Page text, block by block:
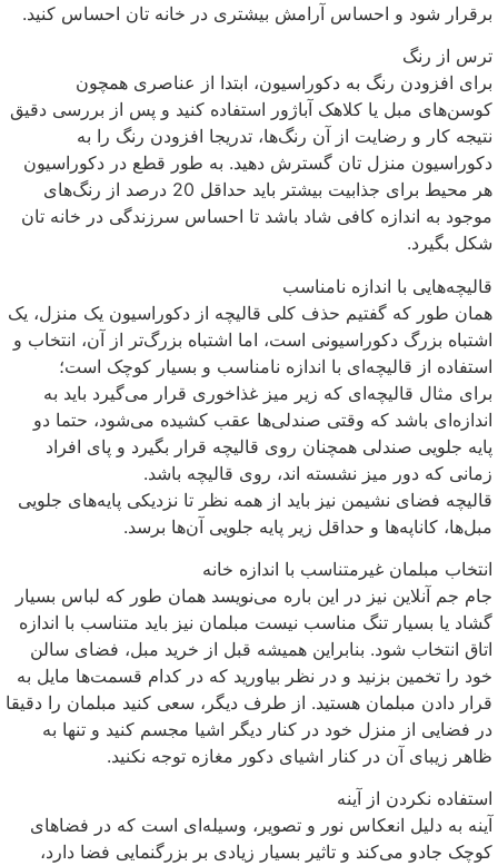
برقرار شود و احساس آرامش بیشتری در خانه تان احساس کنید.
ترس از رنگ
برای افزودن رنگ به دکوراسیون، ابتدا از عناصری همچون
کوسن‌های مبل یا کلاهک آباژور استفاده کنید و پس از بررسی دقیق
نتیجه کار و رضایت از آن رنگ‌ها، تدریجا افزودن رنگ را به
دکوراسیون منزل تان گسترش دهید. به طور قطع در دکوراسیون
هر محیط برای جذابیت بیشتر باید حداقل 20 درصد از رنگ‌های
موجود به اندازه کافی شاد باشد تا احساس سرزندگی در خانه تان
شکل بگیرد.
قالیچه‌هایی با اندازه نامناسب
همان طور که گفتیم حذف کلی قالیچه از دکوراسیون یک منزل، یک
اشتباه بزرگ دکوراسیونی است، اما اشتباه بزرگ‌تر از آن، انتخاب و
استفاده از قالیچه‌ای با اندازه نامناسب و بسیار کوچک است؛
برای مثال قالیچه‌ای که زیر میز غذاخوری قرار می‌گیرد باید به
اندازه‌ای باشد که وقتی صندلی‌ها عقب کشیده می‌شود، حتما دو
پایه جلویی صندلی همچنان روی قالیچه قرار بگیرد و پای افراد
زمانی که دور میز نشسته اند، روی قالیچه باشد.
قالیچه فضای نشیمن نیز باید از همه نظر تا نزدیکی پایه‌های جلویی
مبل‌ها، کاناپه‌ها و حداقل زیر پایه جلویی آن‌ها برسد.
انتخاب مبلمان غیرمتناسب با اندازه خانه
جام جم آنلاین نیز در این باره می‌نویسد همان طور که لباس بسیار
گشاد یا بسیار تنگ مناسب نیست مبلمان نیز باید متناسب با اندازه
اتاق انتخاب شود. بنابراین همیشه قبل از خرید مبل، فضای سالن
خود را تخمین بزنید و در نظر بیاورید که در کدام قسمت‌ها مایل به
قرار دادن مبلمان هستید. از طرف دیگر، سعی کنید مبلمان را دقیقا
در فضایی از منزل خود در کنار دیگر اشیا مجسم کنید و تنها به
ظاهر زیبای آن در کنار اشیای دکور مغازه توجه نکنید.
استفاده نکردن از آینه
آینه به دلیل انعکاس نور و تصویر، وسیله‌ای است که در فضاهای
کوچک جادو می‌کند و تاثیر بسیار زیادی بر بزرگنمایی فضا دارد،